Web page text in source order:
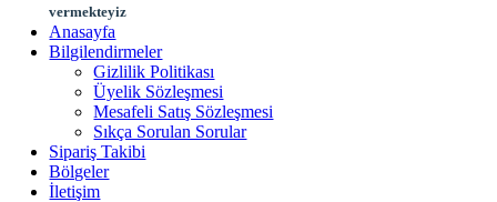
vermekteyiz
Anasayfa
Bilgilendirmeler
Gizlilik Politikası
Üyelik Sözleşmesi
Mesafeli Satış Sözleşmesi
Sıkça Sorulan Sorular
Sipariş Takibi
Bölgeler
İletişim